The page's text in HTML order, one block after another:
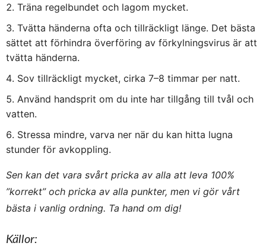
Träna regelbundet och lagom mycket.
Tvätta händerna ofta och tillräckligt länge. Det bästa
sättet att förhindra överföring av förkylningsvirus är att
tvätta händerna.
Sov tillräckligt mycket, cirka 7–8 timmar per natt.
Använd handsprit om du inte har tillgång till tvål och
vatten.
Stressa mindre, varva ner när du kan hitta lugna
stunder för avkoppling.
Sen kan det vara svårt pricka av alla att leva 100%
”korrekt” och pricka av alla punkter, men vi gör vårt
bästa i vanlig ordning. Ta hand om dig!
Källor: